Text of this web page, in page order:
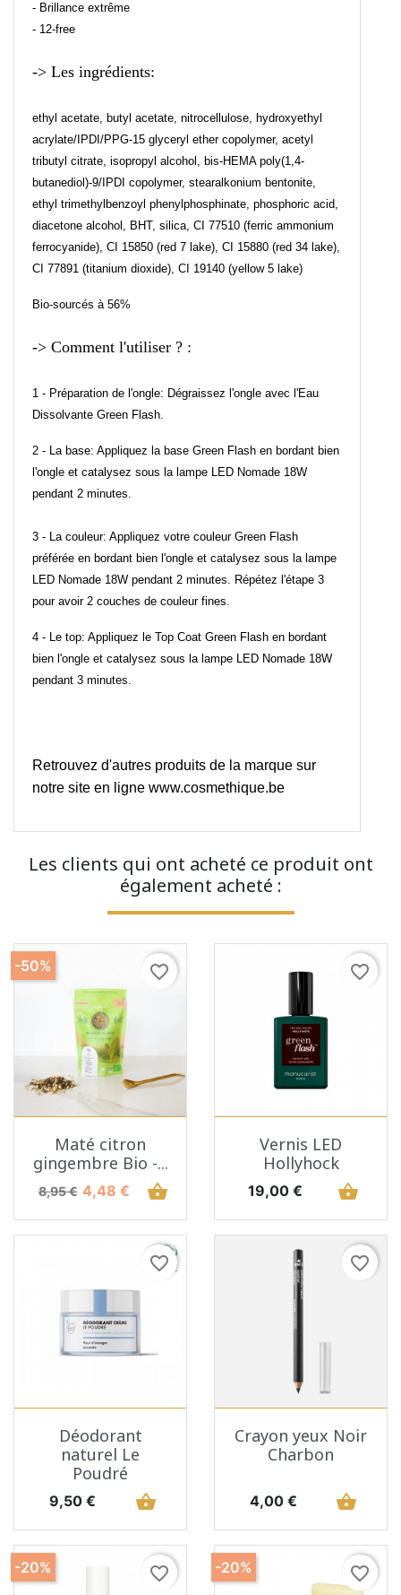
- Brillance extrême
- 12-free
-> Les ingrédients:
ethyl acetate, butyl acetate, nitrocellulose, hydroxyethyl
acrylate/IPDI/PPG-15 glyceryl ether copolymer, acetyl
tributyl citrate, isopropyl alcohol, bis-HEMA poly(1,4-
butanediol)-9/IPDI copolymer, stearalkonium bentonite,
ethyl trimethylbenzoyl phenylphosphinate, phosphoric acid,
diacetone alcohol, BHT, silica, CI 77510 (ferric ammonium
ferrocyanide), CI 15850 (red 7 lake), CI 15880 (red 34 lake),
CI 77891 (titanium dioxide), CI 19140 (yellow 5 lake)
Bio-sourcés à 56%
-> Comment l'utiliser ? :
1 - Préparation de l'ongle: Dégraissez l'ongle avec l'Eau
Dissolvante Green Flash.
2 - La base: Appliquez la base Green Flash en bordant bien
l'ongle et catalysez sous la lampe LED Nomade 18W
pendant 2 minutes.
3 - La couleur: Appliquez votre couleur Green Flash
préférée en bordant bien l'ongle et catalysez sous la lampe
LED Nomade 18W pendant 2 minutes. Répétez l'étape 3
pour avoir 2 couches de couleur fines.
4 - Le top: Appliquez le Top Coat Green Flash en bordant
bien l'ongle et catalysez sous la lampe LED Nomade 18W
pendant 3 minutes.
Retrouvez d'autres produits de la marque sur
notre site en ligne www.cosmethique.be
Les clients qui ont acheté ce produit ont
également acheté :
favorite_border
Maté citron
gingembre Bio -...
Prix de base
8,95 € Prix
4,48 € shopping_basket
-50% favorite_border
Vernis LED
Hollyhock
Prix
19,00 € shopping_basket
favorite_border
Déodorant
naturel Le
Poudré
Prix
9,50 € shopping_basket
favorite_border
Crayon yeux Noir
Charbon
Prix
4,00 € shopping_basket
favorite_border
-20% favorite_border
-20%